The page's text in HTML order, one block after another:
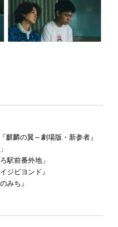
麒麟の翼～劇場版・新参者』
駅前番外地」
ジビヨンド』
みち』